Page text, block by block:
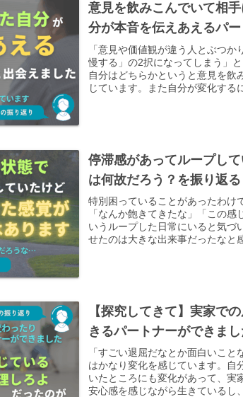
意見を飲みこんでいて相
分が本音を伝えあえるパ
「意見や価値観が違う人とぶつ
慢する」の2択になってしまう」
自分はどちらかというと意見を飲
じています。また自分が変化する
停滞感があってループし
は何故だろう？を振り返る
特別困っていることがあったわけ
「なんか飽きてきたな」「この
いうループした日常にいると気づ
せたのは大きな出来事だったなと
【探究してきて】実家で
きるパートナーができまし
「すごい退屈だなとか面白いこ
はかなり変化を感じています。自
いたところにも変化があって、実
安心感を感じながら生きているし